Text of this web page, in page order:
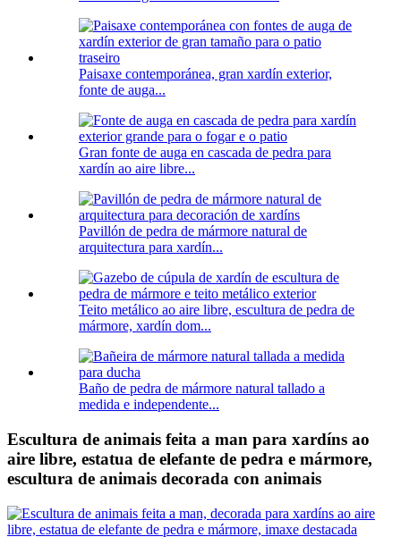
Paisaxe contemporánea, gran xardín exterior,
fonte de auga...
Gran fonte de auga en cascada de pedra para
xardín ao aire libre...
Pavillón de pedra de mármore natural de
arquitectura para xardín...
Teito metálico ao aire libre, escultura de pedra de
mármore, xardín dom...
Baño de pedra de mármore natural tallado a
medida e independente...
Escultura de animais feita a man para xardíns ao
aire libre, estatua de elefante de pedra e mármore,
escultura de animais decorada con animais